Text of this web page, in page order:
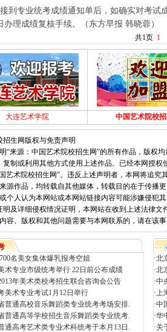
专业统考成绩通知单后，如确实对考试
办理成绩复核手续。（东方早报 韩晓蓉）
共1页 1
大连艺术学院 中国艺术院校招
招生网版权与免责声明
“来源：中国艺术院校招生网”的所有作品，版权
复制或利用其他方式使用上述作品。已经本网授
艺术院校招生网”。违反上述声明者，本网将追究
源作品，均转载自其他媒体，转载目的在于传播
个人认为本网站或本网站链接内容可能涉嫌侵犯
明及详细侵权情况证明，本网站在收到上述法律文
容、版权和其他问题需要与本网联系的，请在该
名美女集体爆乳报考空姐
术专业市级统考举行 22日前公布成绩
年美术类校考招生联合咨询会公告
美术专业考试1月12日举行
普通高校音乐舞蹈类专业统考考场安排.
普通高等学校招生音乐舞蹈类专业统考.
通高考艺术类专业术科统考于本月13日.
·北
·北
·中
·上
·中
·华
·关